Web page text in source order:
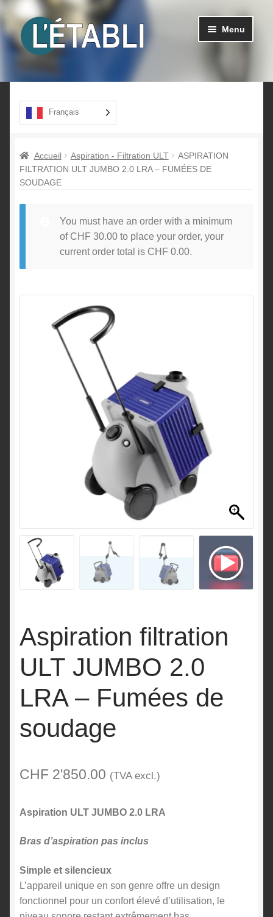
Aller
à
Aller
au
contenu
Menu
Produits
le
A propos
Français
Accueil Aspiration - Filtration ULT
ASPIRATION
FILTRATION ULT JUMBO 2.0 LRA – FUMÉES DE
SOUDAGE
You must have an order with a minimum
of CHF 30.00to place your order, your
current order total is CHF 0.00.
Aspiration filtration
ULT JUMBO 2.0
LRA – Fumées de
soudage
CHF 2'850.00 (TVA excl.)
Aspiration ULT JUMBO 2.0 LRA
Bras d’aspiration pas inclus
Simple et silencieux
L’appareil unique en son genre offre un design
fonctionnel pour un confort élevé d’utilisation, le